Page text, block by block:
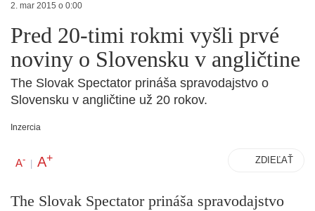
2. mar 2015 o 0:00
Pred 20-timi rokmi vyšli prvé
noviny o Slovensku v angličtine
The Slovak Spectator prináša spravodajstvo o
Slovensku v angličtine už 20 rokov.
Inzercia
A- | A+ ZDIEĽAŤ
The Slovak Spectator prináša spravodajstvo